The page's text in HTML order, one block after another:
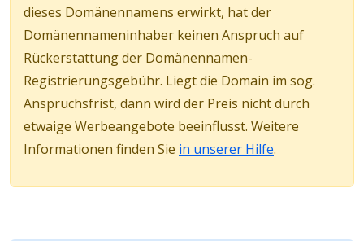
dieses Domänennamens erwirkt, hat der
Domänennameninhaber keinen Anspruch auf
Rückerstattung der Domänennamen-
Registrierungsgebühr. Liegt die Domain im sog.
Anspruchsfrist, dann wird der Preis nicht durch
etwaige Werbeangebote beeinflusst. Weitere
Informationen finden Sie in unserer Hilfe.